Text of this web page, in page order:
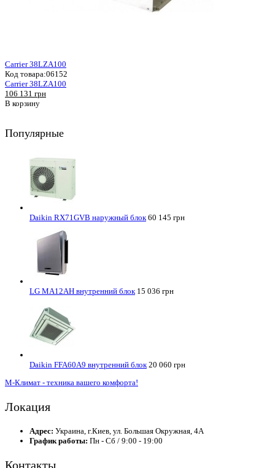
Carrier 38LZA100
Код товара:06152
Carrier 38LZA100
106 131 грн
В корзину
Популярные
Daikin RX71GVB наружный блок 60 145 грн
LG MA12AH внутренний блок 15 036 грн
Daikin FFA60A9 внутренний блок 20 060 грн
М-Климат - техника вашего комфорта!
Локация
Адрес: Украина, г.Киев, ул. Большая Окружная, 4А
График работы: Пн - Сб / 9:00 - 19:00
Контакты